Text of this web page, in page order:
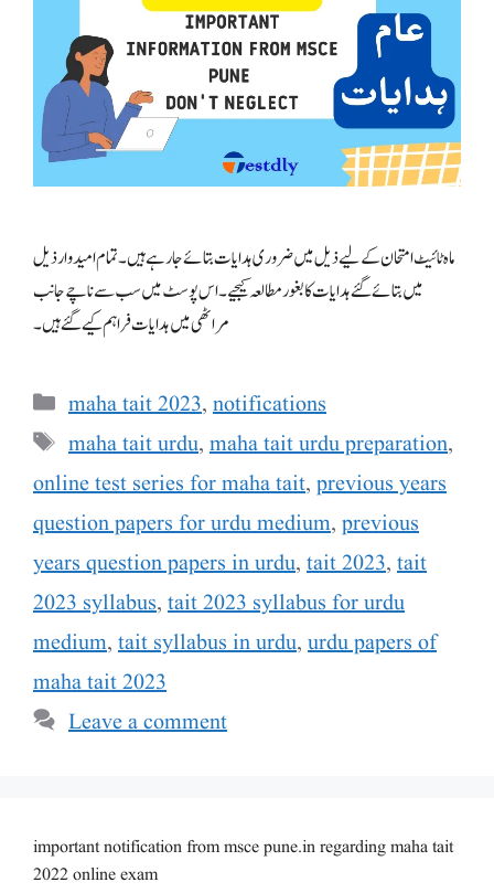
ماہ ٹائیٹ امتحان کے لیے ذیل میں ضروری ہدایات بتائے جا رہے ہیں۔ تمام امیدوار ذیل
میں بتائے گئے ہدایات کا بغور مطالعہ کیجیے۔ اس پوسٹ میں سب سے ناچے جانب
مراٹھی میں ہدایات فراہم کیے گئے ہیں ۔
Categories
maha tait 2023, notifications
Tags
maha tait urdu, maha tait urdu preparation,
online test series for maha tait, previous years
question papers for urdu medium, previous
years question papers in urdu, tait 2023, tait
2023 syllabus, tait 2023 syllabus for urdu
medium, tait syllabus in urdu, urdu papers of
maha tait 2023
Leave a comment
important notification from msce pune.in regarding maha tait
2022 online exam